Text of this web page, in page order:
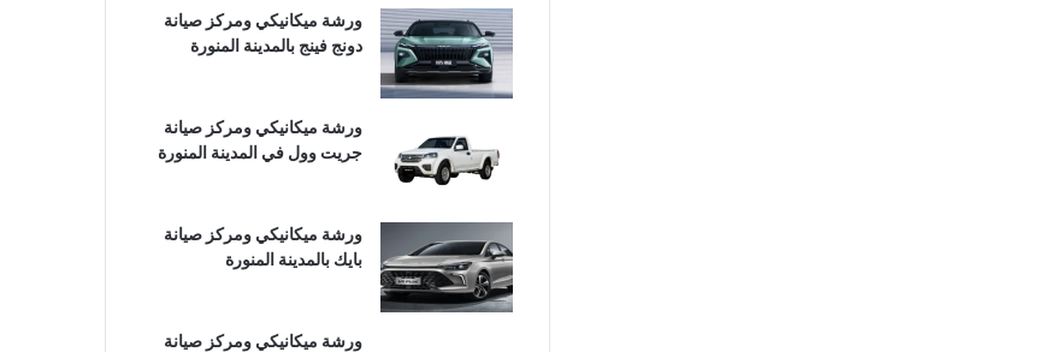
ورشة ميكانيكي ومركز صيانة
دونج فينج بالمدينة المنورة
ورشة ميكانيكي ومركز صيانة
جريت وول في المدينة المنورة
ورشة ميكانيكي ومركز صيانة
بايك بالمدينة المنورة
ورشة ميكانيكي ومركز صيانة